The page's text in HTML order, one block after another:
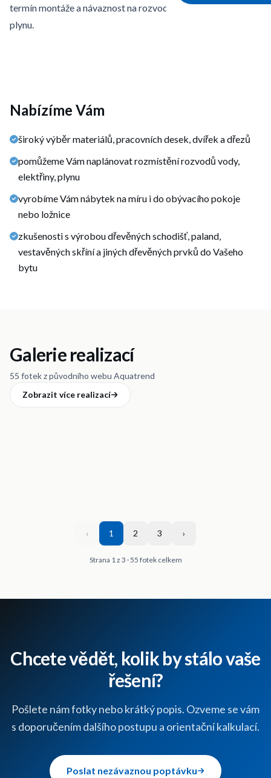
termín montáže a návaznost na rozvody vody, elektřiny nebo
plynu.
Nabízíme Vám
široký výběr materiálů, pracovních desek, dvířek a dřezů
pomůžeme Vám naplánovat rozmístění rozvodů vody,
elektřiny, plynu
vyrobíme Vám nábytek na míru i do obývacího pokoje
nebo ložnice
zkušenosti s výrobou dřevěných schodišť, paland,
vestavěných skříní a jiných dřevěných prvků do Vašeho
bytu
Galerie realizací
55 fotek z původního webu Aquatrend
Zobrazit více realizací
‹ 1 2 3 ›
Strana 1z 3 ·55 fotekcelkem
Chcete vědět, kolik by stálo vaše
řešení?
Pošlete nám fotky nebo krátký popis. Ozveme se vám
s doporučením dalšího postupu a orientační kalkulací.
Poslat nezávaznou poptávku